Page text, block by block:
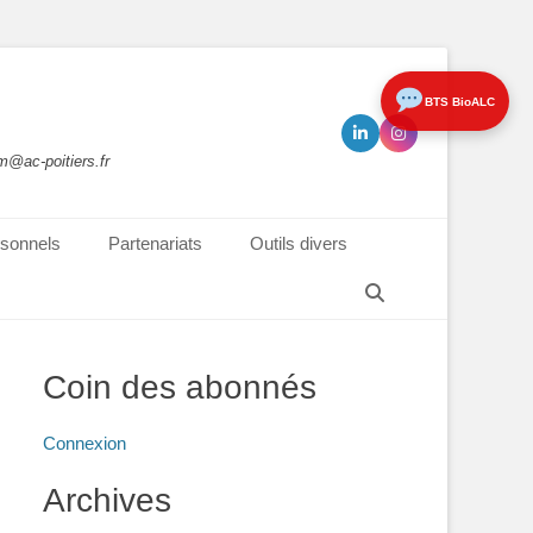
poitiers.fr
Partenariats
Outils divers
Coin des abonnés
Connexion
Archives
BTS BioALC